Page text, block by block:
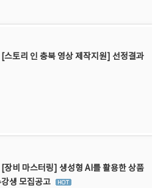
토리 인 충북 영상 제작지원] 선정결과
비 마스터링] 생성형 AI를 활용한 상품
생 모집공고